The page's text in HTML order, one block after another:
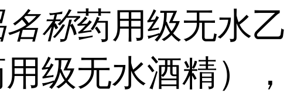
称药用级无水
用级无水酒精）